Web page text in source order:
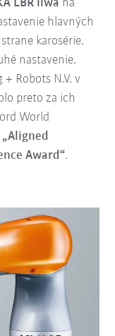
LBR iiwa na
hlavných
karosérie.
nastavenie.
Robots N.V. v
preto za ich
World
„Aligned
Award“.